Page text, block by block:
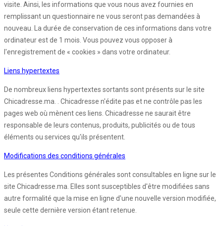
visite. Ainsi, les informations que vous nous avez fournies en
remplissant un questionnaire ne vous seront pas demandées à
nouveau. La durée de conservation de ces informations dans votre
ordinateur est de 1 mois. Vous pouvez vous opposer à
l'enregistrement de « cookies » dans votre ordinateur.
Liens hypertextes
De nombreux liens hypertextes sortants sont présents sur le site
Chicadresse.ma. . Chicadresse n'édite pas et ne contrôle pas les
pages web où mènent ces liens. Chicadresse ne saurait être
responsable de leurs contenus, produits, publicités ou de tous
éléments ou services qu'ils présentent.
Modifications des conditions générales
Les présentes Conditions générales sont consultables en ligne sur le
site Chicadresse.ma. Elles sont susceptibles d'être modifiées sans
autre formalité que la mise en ligne d'une nouvelle version modifiée,
seule cette dernière version étant retenue.